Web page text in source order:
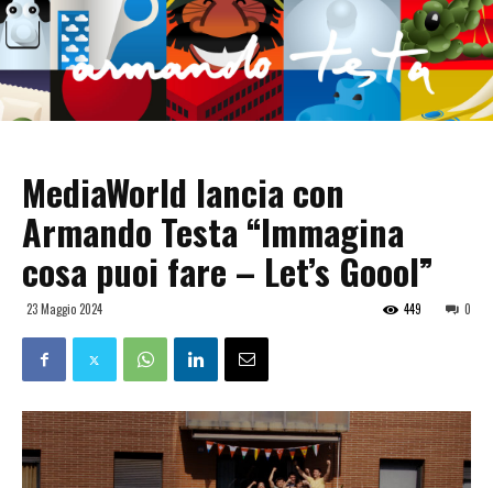
MediaWorld lancia con
Armando Testa “Immagina
cosa puoi fare – Let’s Goool”
23 Maggio 2024 0
449